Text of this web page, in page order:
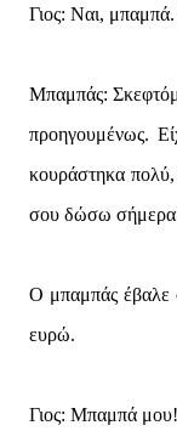
Γιος: Ναι,
Μπαμπάς:
προηγουμένως.
κουράστηκα
σου δώσω
Ο μπαμπάς έβαλε
ευρώ.
Γιος: Μπαμπά